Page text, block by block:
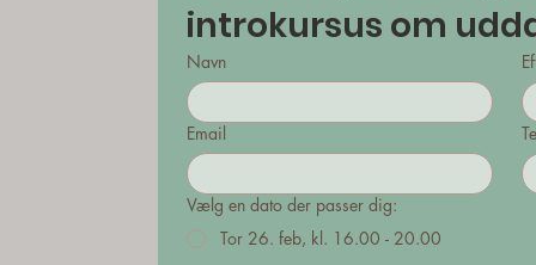
Navn
Email
Vælg en dato der passer dig:
Tor 26. feb, kl. 16.00 - 20.00